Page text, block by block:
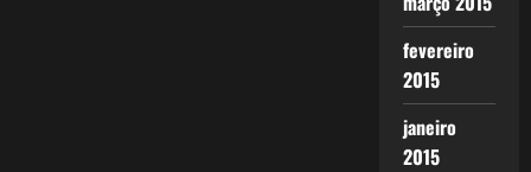
fevereiro
2015
janeiro
2015